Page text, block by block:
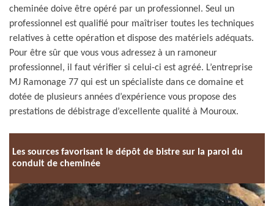
cheminée doive être opéré par un professionnel. Seul un
professionnel est qualifié pour maîtriser toutes les techniques
relatives à cette opération et dispose des matériels adéquats.
Pour être sûr que vous vous adressez à un ramoneur
professionnel, il faut vérifier si celui-ci est agréé. L’entreprise
MJ Ramonage 77 qui est un spécialiste dans ce domaine et
dotée de plusieurs années d’expérience vous propose des
prestations de débistrage d’excellente qualité à Mouroux.
Les sources favorisant le dépôt de bistre sur la paroi du
conduit de cheminée